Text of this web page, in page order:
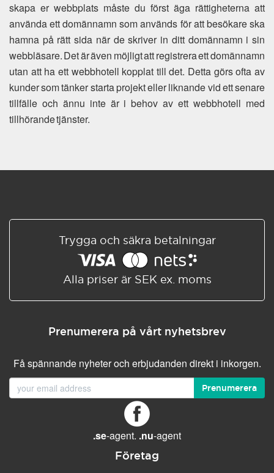
skapa er webbplats måste du först äga rättigheterna att
använda ett domännamn som används för att besökare ska
hamna på rätt sida när de skriver in ditt domännamn i sin
webbläsare. Det är även möjligt att registrera ett domännamn
utan att ha ett webbhotell kopplat till det. Detta görs ofta av
kunder som tänker starta projekt eller liknande vid ett senare
tillfälle och ännu inte är i behov av ett webbhotell med
tillhörande tjänster.
Trygga och säkra betalningar
Alla priser är SEK ex. moms
Prenumerera på vårt nyhetsbrev
Få spännande nyheter och erbjudanden direkt i inkorgen.
Prenumerera
.se-agent. .nu-agent
Företag